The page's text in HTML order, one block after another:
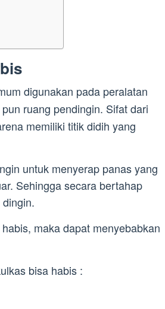
digunakan pada peralatan
ruang pendingin. Sifat dari
memiliki titik didih yang
untuk menyerap panas yang
Sehingga secara bertahap
maka dapat menyebabkan
bisa habis :